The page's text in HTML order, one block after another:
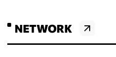
NETWORK